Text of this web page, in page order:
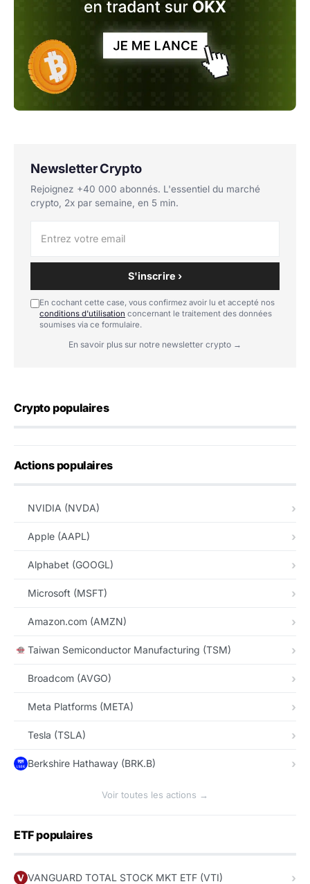
Newsletter Crypto
Rejoignez +40 000 abonnés. L'essentiel du marché
crypto, 2x par semaine, en 5 min.
S'inscrire ›
En cochant cette case, vous confirmez avoir lu et accepté nos
conditions d'utilisation concernant le traitement des données
soumises via ce formulaire.
En savoir plus sur notre newsletter crypto →
Crypto populaires
Actions populaires
NVIDIA (NVDA)
Apple (AAPL)
Alphabet (GOOGL)
Microsoft (MSFT)
Amazon.com (AMZN)
Taiwan Semiconductor Manufacturing (TSM)
Broadcom (AVGO)
Meta Platforms (META)
Tesla (TSLA)
Berkshire Hathaway (BRK.B)
Voir toutes les actions →
ETF populaires
VANGUARD TOTAL STOCK MKT ETF (VTI)